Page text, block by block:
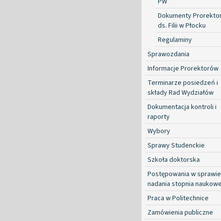
Dokumenty
ds. Filii w Płocku
Regulaminy
Sprawozdania
Informacje Prorektorów
Terminarze posiedzeń i
składy Rad Wydziałów
Dokumentacja kontroli i
raporty
Wybory
Sprawy Studenckie
Szkoła doktorska
Postępowania w sprawie
nadania stopnia
Praca w Politechnice
Zamówienia publiczne